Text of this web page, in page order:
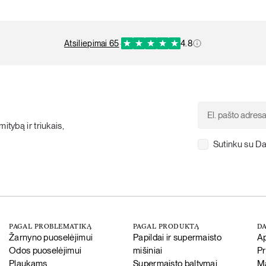
atsiliepimai 65· 4.8
ir triukais,
Sutinku su
PAGAL PROBLEMATIKĄ
Žarnyno puoselėjimui
Odos puoselėjimui
Plaukams
PAGAL PRODUKTĄ
Papildai ir supermaisto
mišiniai
Supermaisto baltymai